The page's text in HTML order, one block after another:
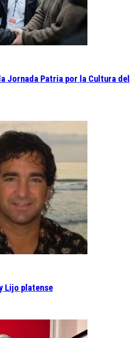
Jornada Patria por la Cultura del
Lijo platense